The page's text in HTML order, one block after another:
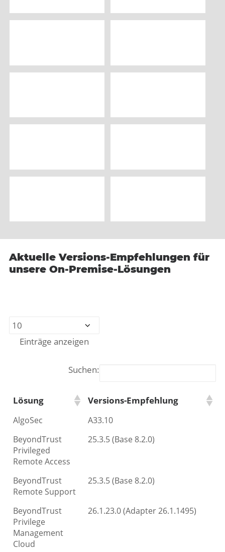
Aktuelle Versions-Empfehlungen für
unsere On-Premise-Lösungen
Einträge anzeigen
Suchen:
Lösung Versions-Empfehlung
AlgoSec
A33.10
BeyondTrust
Privileged
Remote Access
25.3.5 (Base 8.2.0)
BeyondTrust
Remote Support
25.3.5 (Base 8.2.0)
BeyondTrust
Privilege
Management
Cloud
26.1.23.0 (Adapter 26.1.1495)